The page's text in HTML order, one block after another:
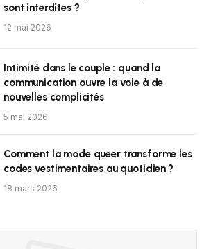
sont interdites ?
12 mai 2026
Intimité dans le couple : quand la
communication ouvre la voie à de
nouvelles complicités
5 mai 2026
Comment la mode queer transforme les
codes vestimentaires au quotidien ?
18 mars 2026